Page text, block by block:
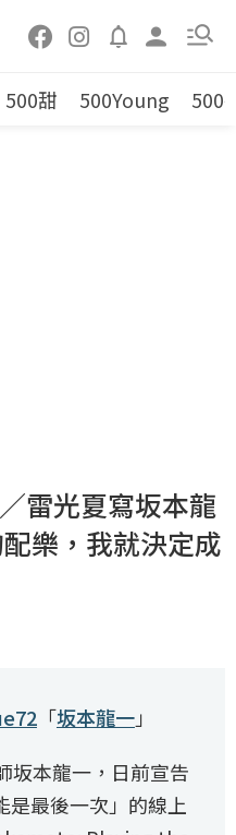
500甜 500Young 500
雷光夏寫坂本龍
樂，我就決定成
「坂本龍一」
坂本龍一，日前宣告
是最後一次」的線上